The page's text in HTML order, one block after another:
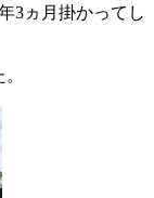
3ヵ月掛かってし